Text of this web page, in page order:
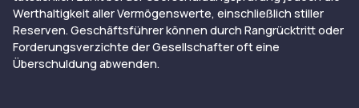
Werthaltigkeit aller Vermögenswerte, einschließlich stiller
Reserven. Geschäftsführer können durch Rangrücktritt oder
Forderungsverzichte der Gesellschafter oft eine
Überschuldung abwenden.